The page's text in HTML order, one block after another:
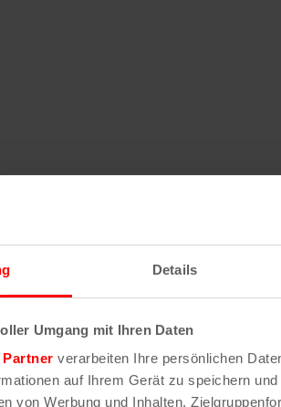
Details
Umgang mit Ihren Daten
Partner verarbeiten Ihre persönlichen
auf Ihrem Gerät zu speichern
von Werbung und Inhalten,